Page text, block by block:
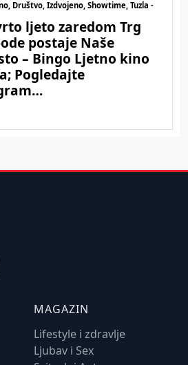
MAGAZIN
Lifestyle i zdravlje
Ljubav i Sex